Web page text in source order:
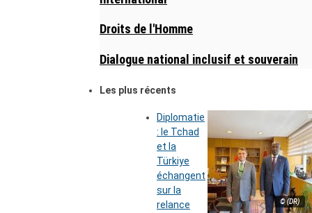
Droits de l'Homme
Dialogue national inclusif et souverain
Les plus récents
© (DR)
Diplomatie
: le Tchad
et la
Türkiye
échangent
sur la
relance